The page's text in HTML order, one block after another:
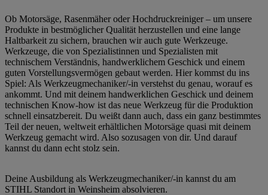
Ob Motorsäge, Rasenmäher oder Hochdruckreiniger – um unsere
Produkte in bestmöglicher Qualität herzustellen und eine lange
Haltbarkeit zu sichern, brauchen wir auch gute Werkzeuge.
Werkzeuge, die von Spezialistinnen und Spezialisten mit
technischem Verständnis, handwerklichem Geschick und einem
guten Vorstellungsvermögen gebaut werden. Hier kommst du ins
Spiel: Als Werkzeugmechaniker/-in verstehst du genau, worauf es
ankommt. Und mit deinem handwerklichen Geschick und deinem
technischen Know-how ist das neue Werkzeug für die Produktion
schnell einsatzbereit. Du weißt dann auch, dass ein ganz bestimmtes
Teil der neuen, weltweit erhältlichen Motorsäge quasi mit deinem
Werkzeug gemacht wird. Also sozusagen von dir. Und darauf
kannst du dann echt stolz sein.
Deine Ausbildung als Werkzeugmechaniker/-in kannst du am
STIHL Standort in Weinsheim absolvieren.